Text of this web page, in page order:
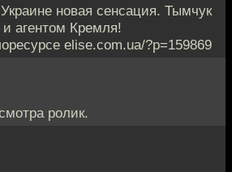
новая сенсация. Тымчук
и агентом Кремля!
elise.com.ua/?p=159869
ролик.